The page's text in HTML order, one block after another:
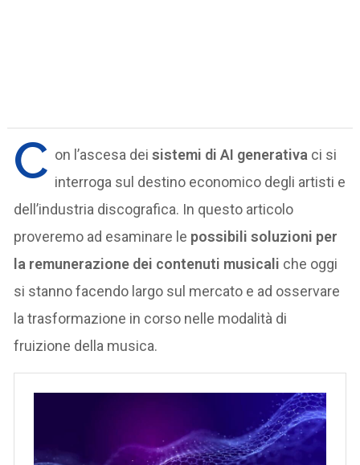
C on l’ascesa deisistemi di AI generativa ci si
interroga sul destino economico degli artisti e
dell’industria discografica. In questo articolo
proveremo ad esaminare le possibili soluzioni per
la remunerazione dei contenuti musicali che oggi
si stanno facendo largo sul mercato e ad osservare
la trasformazione in corso nelle modalità di
fruizione della musica.